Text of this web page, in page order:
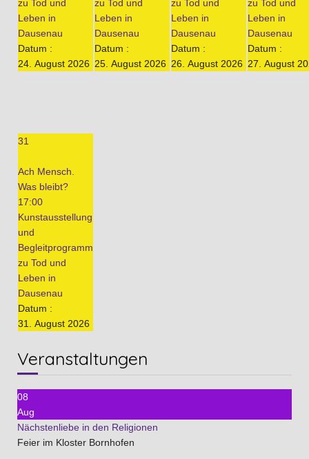
zu Tod und
Leben in
Dausenau
Datum :
24. August 2026
zu Tod und
Leben in
Dausenau
Datum :
25. August 2026
zu Tod und
Leben in
Dausenau
Datum :
26. August 2026
zu Tod und
Leben in
Dausenau
Datum :
27. August
31
Ach Mensch.
Was bleibt?
17:00
Kunstausstellung
und
Begleitprogramm
zu Tod und
Leben in
Dausenau
Datum :
31. August 2026
Veranstaltungen
08
Aug
Nächstenliebe in den Religionen
Feier im Kloster Bornhofen